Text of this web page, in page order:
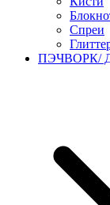
Спреи
ПЭЧВОРК/